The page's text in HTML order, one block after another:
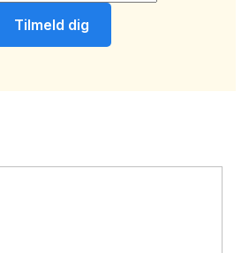
Tilmeld dig